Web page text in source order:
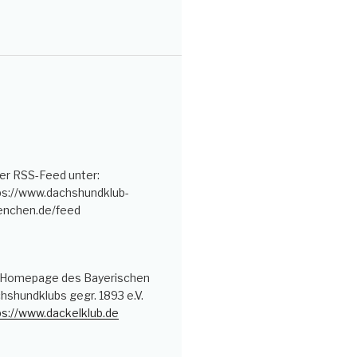
RSS-Feed unter:
www.dachshundklub-
feed
des Bayerischen
gegr. 1893 e.V.
www.dackelklub.de